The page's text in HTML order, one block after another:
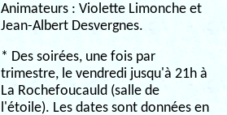
Animateurs : Violette Limonche et
Jean-Albert Desvergnes.
* Des soirées, une fois par
trimestre, le vendredi jusqu'à 21h à
La Rochefoucauld (salle de
l'étoile). Les dates sont données en